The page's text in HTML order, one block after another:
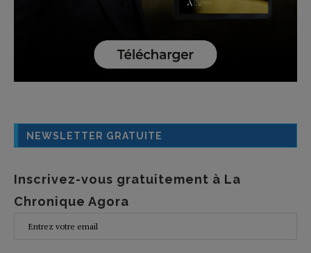
NEWSLETTER GRATUITE
Inscrivez-vous gratuitement à La
Chronique Agora